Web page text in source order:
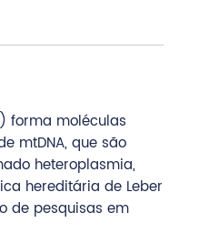
forma moléculas
mtDNA, que são
heteroplasmia,
hereditária de Leber
de pesquisas em